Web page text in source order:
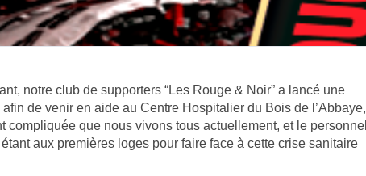
notre club de supporters “Les Rouge & Noir” a lancé une
de venir en aide au Centre Hospitalier du Bois de l’Abbaye,
compliquée que nous vivons tous actuellement, et le personnel
aux premières loges pour faire face à cette crise sanitaire